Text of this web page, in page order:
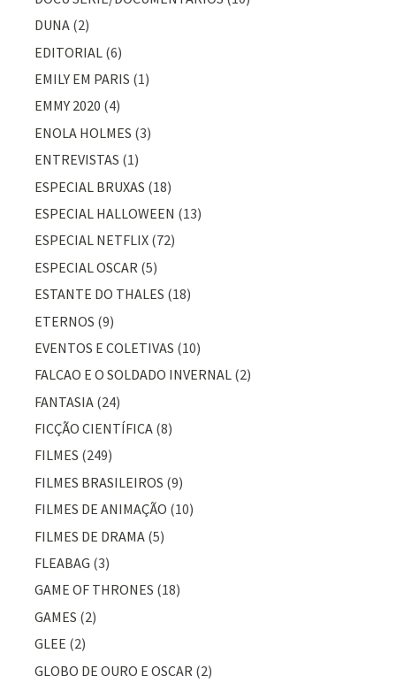
DUNA (2)
EDITORIAL (6)
EMILY EM PARIS (1)
EMMY 2020 (4)
ENOLA HOLMES (3)
ENTREVISTAS (1)
ESPECIAL BRUXAS (18)
ESPECIAL HALLOWEEN (13)
ESPECIAL NETFLIX (72)
ESPECIAL OSCAR (5)
ESTANTE DO THALES (18)
ETERNOS (9)
EVENTOS E COLETIVAS (10)
FALCAO E O SOLDADO INVERNAL (2)
FANTASIA (24)
FICÇÃO CIENTÍFICA (8)
FILMES (249)
FILMES BRASILEIROS (9)
FILMES DE ANIMAÇÃO (10)
FILMES DE DRAMA (5)
FLEABAG (3)
GAME OF THRONES (18)
GAMES (2)
GLEE (2)
GLOBO DE OURO E OSCAR (2)